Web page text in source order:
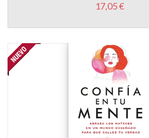
17,05 €